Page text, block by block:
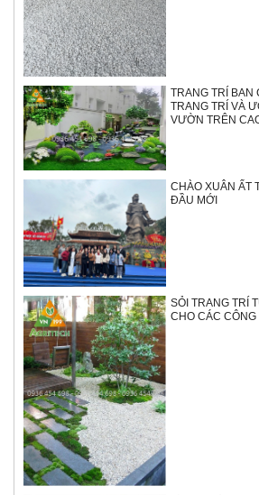
TRANG TRÍ BAN
TRANG TRÍ VÀ
VƯỜN TRÊN
CHÀO XUÂN ẤT
ĐẦU MỚI
SỎI TRANG TRÍ
CHO CÁC CÔNG